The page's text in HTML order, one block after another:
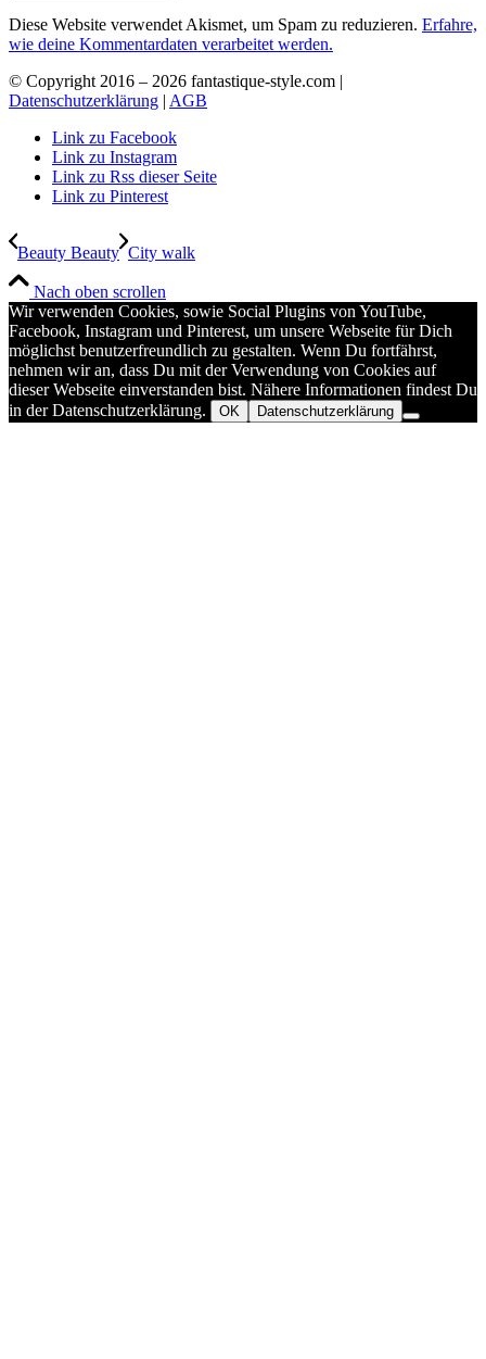
Diese Website verwendet Akismet, um Spam zu reduzieren. Erfahre,
wie deine Kommentardaten verarbeitet werden.
© Copyright 2016 – 2026 fantastique-style.com |
Datenschutzerklärung | AGB
Link zu Facebook
Link zu Instagram
Link zu Rss dieser Seite
Link zu Pinterest
Beauty Beauty City walk
Nach oben scrollen
Wir verwenden Cookies, sowie Social Plugins von YouTube,
Facebook, Instagram und Pinterest, um unsere Webseite für Dich
möglichst benutzerfreundlich zu gestalten. Wenn Du fortfährst,
nehmen wir an, dass Du mit der Verwendung von Cookies auf
dieser Webseite einverstanden bist. Nähere Informationen findest Du
in der Datenschutzerklärung.
OK Datenschutzerklärung